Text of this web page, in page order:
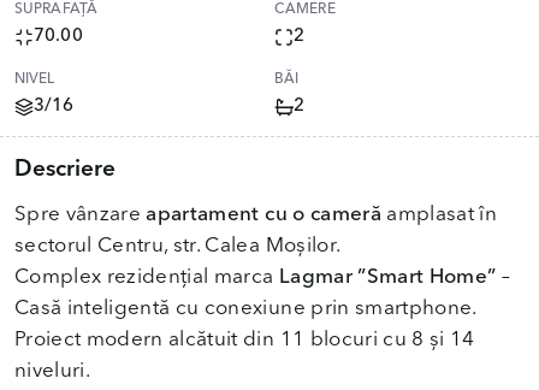
SUPRAFAȚĂ
70.00
CAMERE
2
NIVEL
3/16
BĂI
2
Descriere
Spre vânzare apartament cu o cameră amplasat în
sectorul Centru, str. Calea Moșilor.
Complex rezidențial marca Lagmar ”Smart Home” –
Casă inteligentă cu conexiune prin smartphone.
Proiect modern alcătuit din 11 blocuri cu 8 și 14
niveluri.